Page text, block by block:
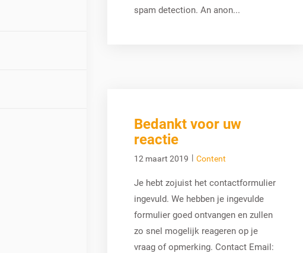
spam detection. An anon...
Bedankt voor uw
reactie
12 maart 2019 | Content
Je hebt zojuist het contactformulier
ingevuld. We hebben je ingevulde
formulier goed ontvangen en zullen
zo snel mogelijk reageren op je
vraag of opmerking. Contact Email: